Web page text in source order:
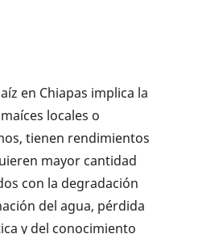
en Chiapas implica la
locales o
tienen rendimientos
mayor cantidad
con la degradación
del agua, pérdida
y del conocimiento